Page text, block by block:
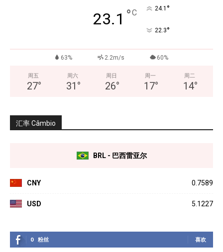
23.1 °C 24.1 °
22.3°
63% 2.2m/s 60%
周五
27°
周六
31 °
周日
26°
周一
17°
周二
14°
汇率 Câmbio
BRL - 巴西雷亚尔
CNY 0.7589
USD 5.1227
0 粉丝 喜欢